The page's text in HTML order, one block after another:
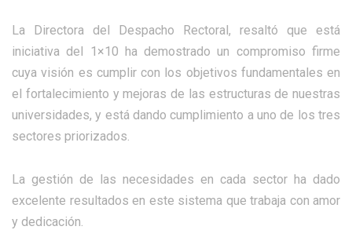
La Directora del Despacho Rectoral, resaltó que está
iniciativa del 1×10 ha demostrado un compromiso firme
cuya visión es cumplir con los objetivos fundamentales en
el fortalecimiento y mejoras de las estructuras de nuestras
universidades, y está dando cumplimiento a uno de los tres
sectores priorizados.
La gestión de las necesidades en cada sector ha dado
excelente resultados en este sistema que trabaja con amor
y dedicación.